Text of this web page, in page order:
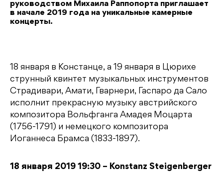
руководством Михаила Раппопорта приглашает
в начале 2019 года на уникальные камерные
концерты.
18 января в Констанце, а 19 января в Цюрихе
струнный квинтет музыкальных инструментов
Страдивари, Амати, Гварнери, Гаспаро да Сало
исполнит прекрасную музыку австрийского
композитора Вольфганга Амадея Моцарта
(1756-1791) и немецкого композитора
Иоганнеса Брамса (1833-1897).
18 января 2019 19:30 – Konstanz Steigenberger